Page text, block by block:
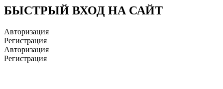
БЫСТРЫЙ ВХОД НА САЙТ
Авторизация
Регистрация
Авторизация
Регистрация